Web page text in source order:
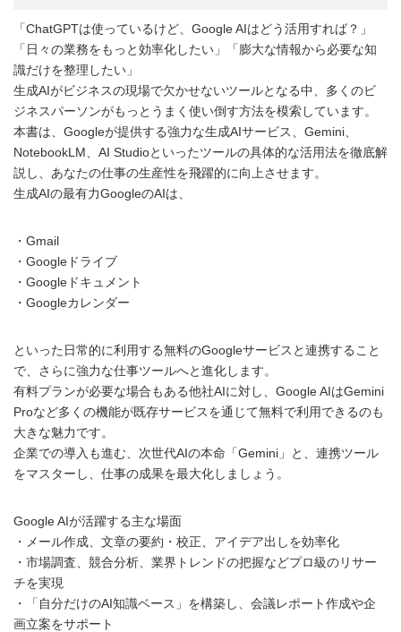
「ChatGPTは使っているけど、Google AIはどう活用すれば？」
「日々の業務をもっと効率化したい」「膨大な情報から必要な知
識だけを整理したい」
生成AIがビジネスの現場で欠かせないツールとなる中、多くのビ
ジネスパーソンがもっとうまく使い倒す方法を模索しています。
本書は、Googleが提供する強力な生成AIサービス、Gemini、
NotebookLM、AI Studioといったツールの具体的な活用法を徹底解
説し、あなたの仕事の生産性を飛躍的に向上させます。
生成AIの最有力GoogleのAIは、
・Gmail
・Googleドライブ
・Googleドキュメント
・Googleカレンダー
といった日常的に利用する無料のGoogleサービスと連携すること
で、さらに強力な仕事ツールへと進化します。
有料プランが必要な場合もある他社AIに対し、Google AIはGemini
Proなど多くの機能が既存サービスを通じて無料で利用できるのも
大きな魅力です。
企業での導入も進む、次世代AIの本命「Gemini」と、連携ツール
をマスターし、仕事の成果を最大化しましょう。
Google AIが活躍する主な場面
・メール作成、文章の要約・校正、アイデア出しを効率化
・市場調査、競合分析、業界トレンドの把握などプロ級のリサー
チを実現
・「自分だけのAI知識ベース」を構築し、会議レポート作成や企
画立案をサポート